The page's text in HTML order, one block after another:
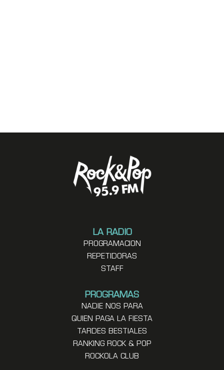
LA RADIO
PROGRAMACION
REPETIDORAS
STAFF
PROGRAMAS
NADIE NOS PARA
QUIEN PAGA LA FIESTA
TARDES BESTIALES
RANKING ROCK & POP
ROCKOLA CLUB